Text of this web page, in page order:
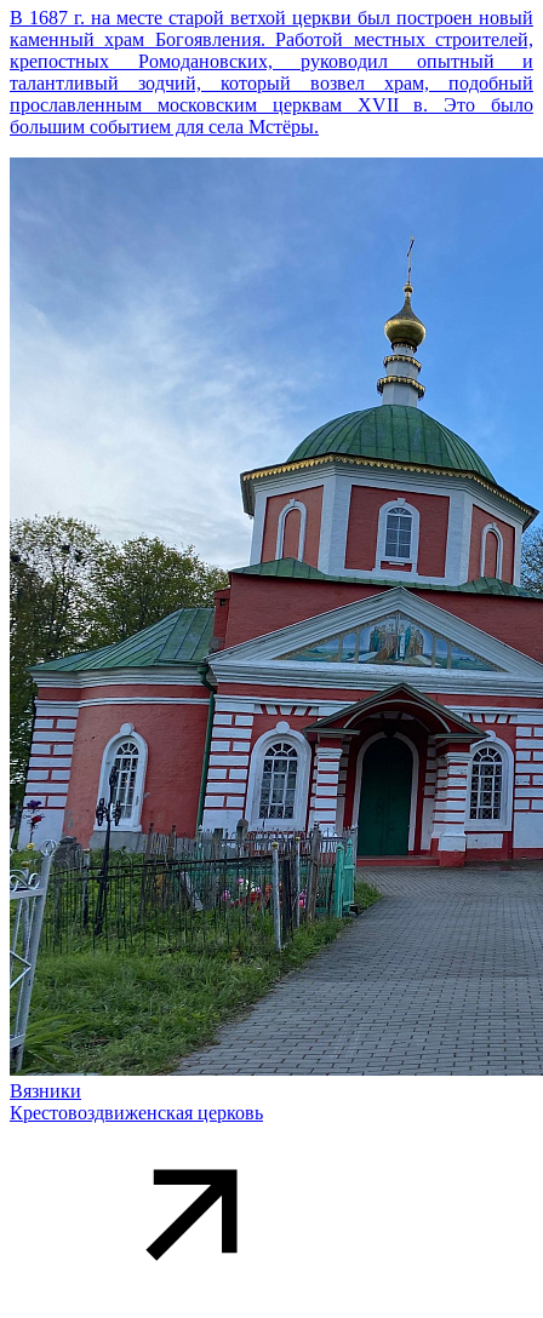
В 1687 г. на месте старой ветхой церкви был построен новый
каменный храм Богоявления. Работой местных строителей,
крепостных Ромодановских, руководил опытный и
талантливый зодчий, который возвел храм, подобный
прославленным московским церквам XVII в. Это было
большим событием для села Мстёры.
Вязники
Крестовоздвиженская церковь